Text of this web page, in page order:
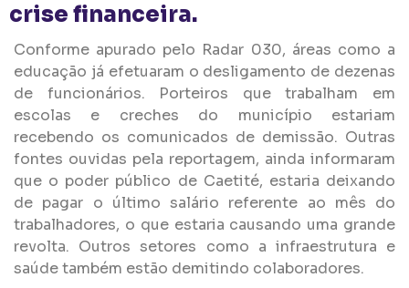
crise financeira.
Conforme apurado pelo Radar 030, áreas como a
educação já efetuaram o desligamento de dezenas
de funcionários. Porteiros que trabalham em
escolas e creches do município estariam
recebendo os comunicados de demissão. Outras
fontes ouvidas pela reportagem, ainda informaram
que o poder público de Caetité, estaria deixando
de pagar o último salário referente ao mês do
trabalhadores, o que estaria causando uma grande
revolta. Outros setores como a infraestrutura e
saúde também estão demitindo colaboradores.